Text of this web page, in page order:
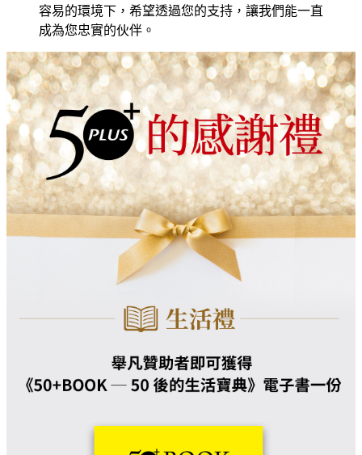
容易的環境下，希望透過您的支持，讓我們能一直
成為您忠實的伙伴。